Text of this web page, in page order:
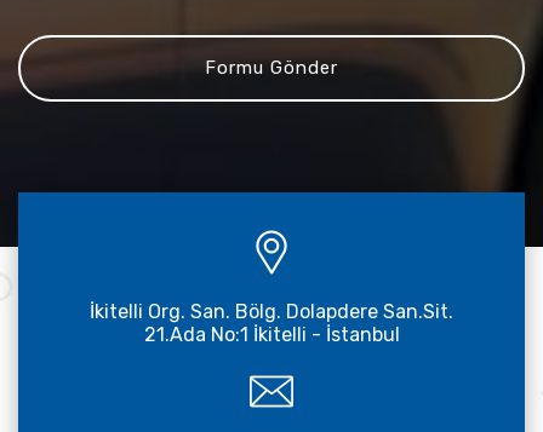
İkitelli Org. San. Bölg. Dolapdere San.Sit.
21.Ada No:1 İkitelli - İstanbul